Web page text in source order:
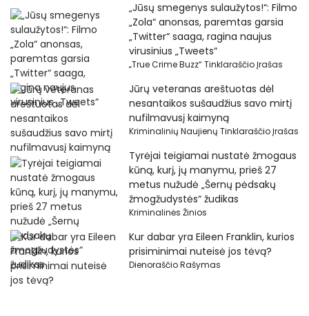
„Jūsų smegenys sulaužytos!“: Filmo
„Zola“ anonsas, paremtas garsia
„Twitter“ saaga, ragina naujus
virusinius „Tweets“
„True Crime Buzz“ Tinklaraščio Įrašas
Jūrų veteranas areštuotas dėl
nesantaikos sušaudžius savo mirtį
nufilmavusį kaimyną
Kriminalinių Naujienų Tinklaraščio Įrašas
Tyrėjai teigiamai nustatė žmogaus
kūną, kurį, jų manymu, prieš 27
metus nužudė „Šernų pėdsakų
žmogžudystės“ žudikas
Kriminalinės Žinios
Kur dabar yra Eileen Franklin, kurios
prisiminimai nuteisė jos tėvą?
Dienoraščio Rašymas